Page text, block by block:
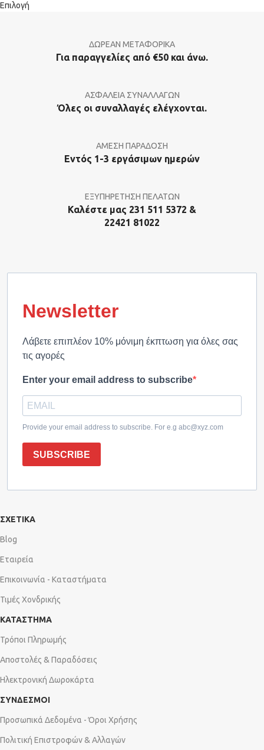
Επιλογή
ΔΩΡΕΑΝ ΜΕΤΑΦΟΡΙΚΑ
Για παραγγελίες από €50 και άνω.
ΑΣΦΑΛΕΙΑ ΣΥΝΑΛΛΑΓΩΝ
Όλες οι συναλλαγές ελέγχονται.
ΑΜΕΣΗ ΠΑΡΑΔΟΣΗ
Εντός 1-3 εργάσιμων ημερών
ΕΞΥΠΗΡΕΤΗΣΗ ΠΕΛΑΤΩΝ
Καλέστε μας 231 511 5372 &
22421 81022
Newsletter
Λάβετε επιπλέον 10% μόνιμη έκπτωση για όλες σας
τις αγορές
Enter your email address to subscribe
Provide your email address to subscribe. For e.g abc@xyz.com
SUBSCRIBE
ΣΧΕΤΙΚΑ
Blog
Εταιρεία
Επικοινωνία - Καταστήματα
Τιμές Χονδρικής
ΚΑΤΑΣΤΗΜΑ
Τρόποι Πληρωμής
Αποστολές & Παραδόσεις
Ηλεκτρονική Δωροκάρτα
ΣΥΝΔΕΣΜΟΙ
Προσωπικά Δεδομένα - Όροι Χρήσης
Πολιτική Επιστροφών & Αλλαγών